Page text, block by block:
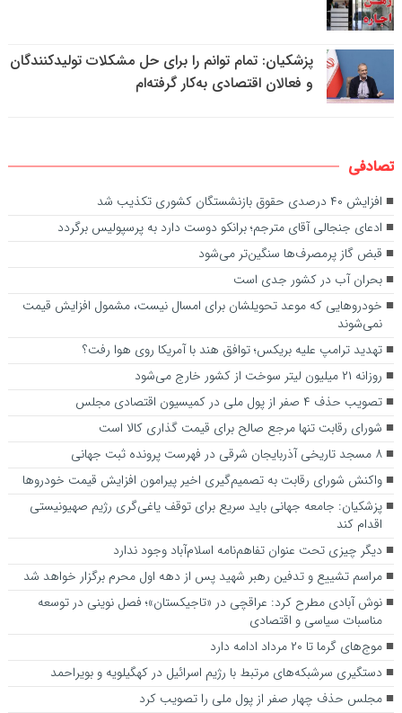
پزشکیان: تمام توانم را برای حل مشکلات تولیدکنندگان
و فعالان اقتصادی به‌کار گرفته‌ام
تصادفی
افزایش ۴۰ درصدی حقوق بازنشستگان کشوری تکذیب شد
ادعای جنجالی آقای مترجم؛ برانکو دوست دارد به پرسپولیس برگردد
قبض گاز پرمصرف‌ها سنگین‌تر می‌شود
بحران آب در کشور جدی است
خودرو‌هایی که موعد تحویلشان برای امسال نیست، مشمول افزایش قیمت
نمی‌شوند
تهدید ترامپ علیه بریکس؛ توافق هند با آمریکا روی هوا رفت؟
روزانه ۲۱ میلیون لیتر سوخت از کشور خارج می‌شود
تصویب حذف ۴ صفر از پول ملی در کمیسیون اقتصادی مجلس
شورای رقابت تنها مرجع صالح برای قیمت گذاری کالا است
۸ مسجد تاریخی آذربایجان شرقی در فهرست پرونده ثبت جهانی
واکنش شورای رقابت به تصمیم‌گیری اخیر پیرامون افزایش قیمت خودروها
پزشکیان: جامعه جهانی باید سریع برای توقف یاغی‌گری رژیم صهیونیستی
اقدام کند
دیگر چیزی تحت عنوان تفاهم‌نامه اسلام‌آباد وجود ندارد
مراسم تشییع و تدفین رهبر شهید پس از دهه اول محرم برگزار خواهد شد
نوش آبادی مطرح کرد: عراقچی در «تاجیکستان»؛ فصل نوینی در توسعه
مناسبات سیاسی و اقتصادی
موج‌های گرما تا ۲۰ مرداد ادامه دارد
دستگیری سرشبکه‌های مرتبط با رژیم اسرائیل در کهگیلویه و بویراحمد
مجلس حذف چهار صفر از پول ملی را تصویب کرد